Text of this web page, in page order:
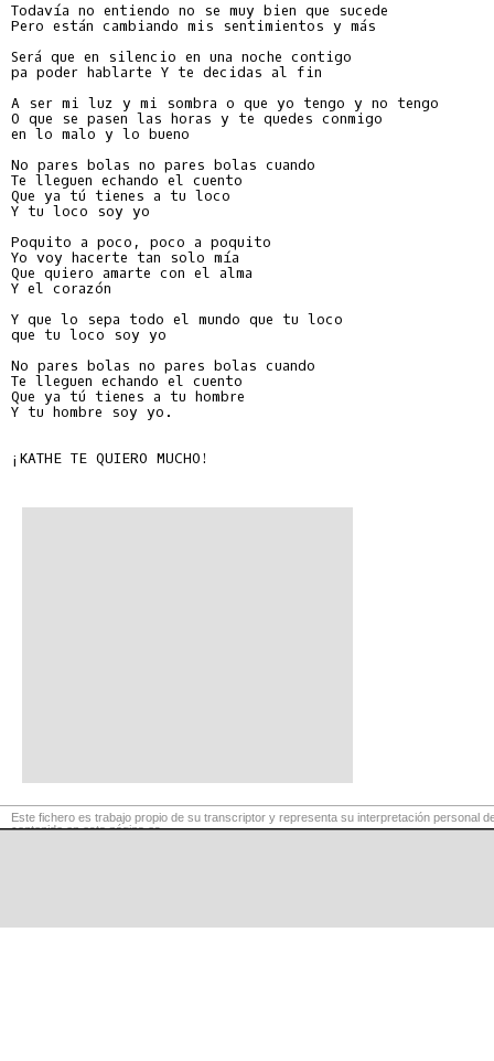
Todavía no entiendo no se muy bien que sucede
Pero están cambiando mis sentimientos y más
Será que en silencio en una noche contigo
pa poder hablarte Y te decidas al fin
A ser mi luz y mi sombra o que yo tengo y no tengo
O que se pasen las horas y te quedes conmigo
en lo malo y lo bueno
No pares bolas no pares bolas cuando
Te lleguen echando el cuento
Que ya tú tienes a tu loco
Y tu loco soy yo
Poquito a poco, poco a poquito
Yo voy hacerte tan solo mía
Que quiero amarte con el alma
Y el corazón
Y que lo sepa todo el mundo que tu loco
que tu loco soy yo
No pares bolas no pares bolas cuando
Te lleguen echando el cuento
Que ya tú tienes a tu hombre
Y tu hombre soy yo.
¡KATHE TE QUIERO MUCHO!
Este fichero es trabajo propio de su transcriptor y representa su interpretación personal
contenido en esta página es